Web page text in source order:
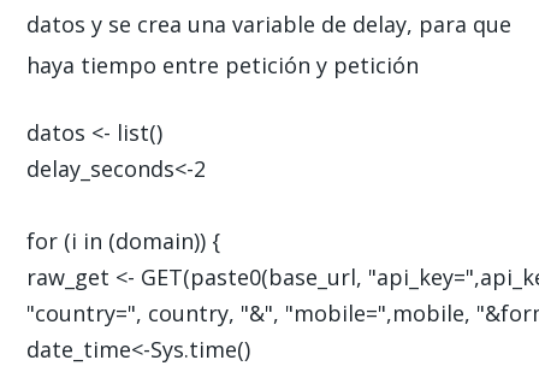
datos y se crea una variable de delay, para que
haya tiempo entre petición y petición
datos <- list()
delay_seconds<-2
for (i in (domain)) {
raw_get <- GET(paste0(base_url,
"country=", country, "&", "mobile=",mobile,
date_time<-Sys.time()